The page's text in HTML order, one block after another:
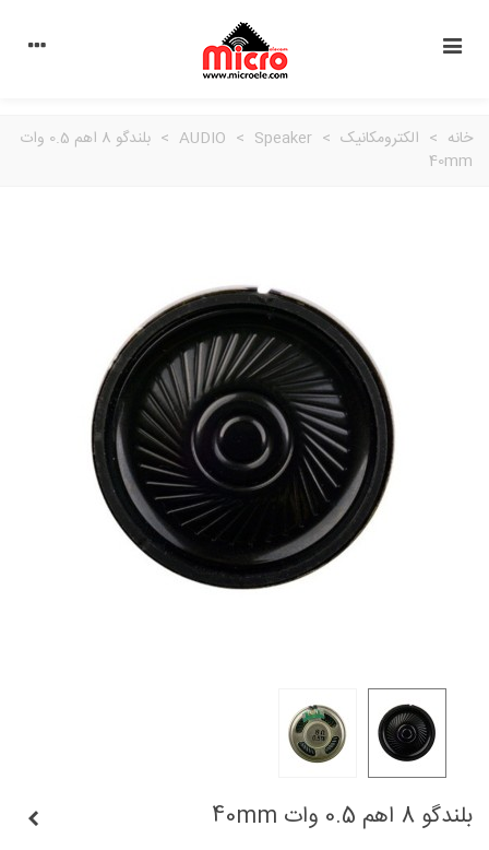
خانه > الکترومکانیک >
AUDIO > Speaker
>
بلندگو 8 اهم 0.5 وات
40mm
بلندگو 8 اهم 0.5 وات 40mm